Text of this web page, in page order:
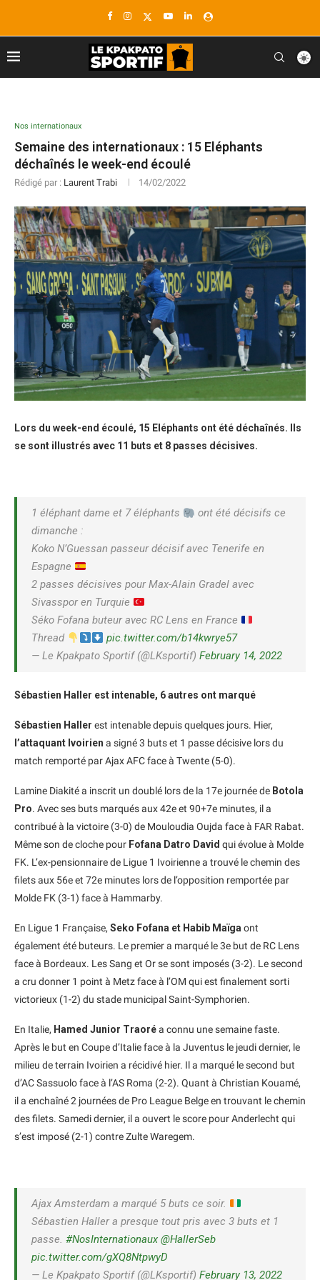
Nos internationaux
Semaine des internationaux : 15 Eléphants
déchaînés le week-end écoulé
Rédigé par : Laurent Trabi 14/02/2022
Lors du week-end écoulé, 15 Eléphants ont été déchaînés. Ils
se sont illustrés avec 11 buts et 8 passes décisives.
1 éléphant dame et 7 éléphants
ont été décisifs ce
dimanche :
Koko N’Guessan passeur décisif avec Tenerife en
Espagne
2 passes décisives pour Max-Alain Gradel avec
Sivasspor en Turquie
Séko Fofana buteur avec RC Lens en France
Thread
pic.twitter.com/b14kwrye57
— Le Kpakpato Sportif (@LKsportif) February 14, 2022
Sébastien Haller est intenable, 6 autres ont marqué
Sébastien Haller est intenable depuis quelques jours. Hier,
l’attaquant Ivoirien a signé 3 buts et 1 passe décisive lors du
match remporté par Ajax AFC face à Twente (5-0).
Lamine Diakité a inscrit un doublé lors de la 17e journée de Botola
Pro. Avec ses buts marqués aux 42e et 90+7e minutes, il a
contribué à la victoire (3-0) de Mouloudia Oujda face à FAR Rabat.
Même son de cloche pour Fofana Datro David qui évolue à Molde
FK. L’ex-pensionnaire de Ligue 1 Ivoirienne a trouvé le chemin des
filets aux 56e et 72e minutes lors de l’opposition remportée par
Molde FK (3-1) face à Hammarby.
En Ligue 1 Française, Seko Fofana et Habib Maïga ont
également été buteurs. Le premier a marqué le 3e but de RC Lens
face à Bordeaux. Les Sang et Or se sont imposés (3-2). Le second
a cru donner 1 point à Metz face à l’OM qui est finalement sorti
victorieux (1-2) du stade municipal Saint-Symphorien.
En Italie, Hamed Junior Traoréa connu une semaine faste.
Après le but en Coupe d’Italie face à la Juventus le jeudi dernier, le
milieu de terrain Ivoirien a récidivé hier. Il a marqué le second but
d’AC Sassuolo face à l’AS Roma (2-2). Quant à Christian Kouamé,
il a enchaîné 2 journées de Pro League Belge en trouvant le chemin
des filets. Samedi dernier, il a ouvert le score pour Anderlecht qui
s’est imposé (2-1) contre Zulte Waregem.
Ajax Amsterdam a marqué 5 buts ce soir.
Sébastien Haller a presque tout pris avec 3 buts et 1
passe. #NosInternationaux @HallerSeb
pic.twitter.com/gXQ8NtpwyD
— Le Kpakpato Sportif (@LKsportif) February 13, 2022